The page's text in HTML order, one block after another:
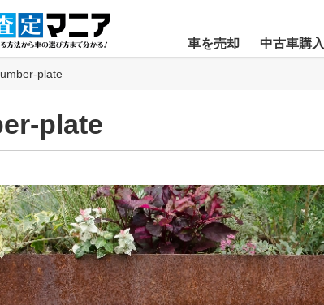
車を売却 中古車購入
plate
plate